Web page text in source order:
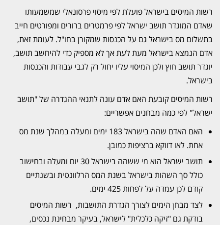
רשות המיסים בישראל פועלת לפי מיסוי פרסונאלי שמשמעותו
שאדם המוגדר תושב ישראל לפי פרמטרים ברורים ומפורטים חייב
בתשלום מס בישראל גם על הכנסות שמקורן בחו"ל. לעומת זאת,
אדם הנמצא בישראל מעת לעת אך לא מספיק כדי להיחשב תושב,
יוגדר תושב חוץ ולכן המיסוי עליו יחול רק לגבי עבודות והכנסות
בישראל.
רשות המיסים קובעת האם אדם עונה לתנאי ההגדרה של "תושב
ישראל" לפי כמה מבחנים אפשריים:
האם האדם שהה בישראל 183 ימים ומעלה במהלך שנת מס
אחת. לאו דווקא ברציפות כמובן.
תושב ישראל הוא מי ששהה בישראל 30 יום ומעלה ובחישוב
כולל סך השהות בישראל בשנת המס הרלוונטית ובשנתיים
קודם לכן עמדה על לפחות 425 ימים.
לצד מבחן הימים לצורך הגדרת התושבות, רשות המיסים
בודקת גם "זיקה כלכלית" לישראל, בעיקר מבחינת נכסים,